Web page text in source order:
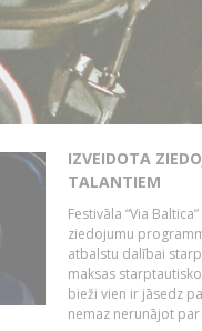
IZVEIDOTA
TALANTIEM
Festivāla “Via
ziedojumu
atbalstu dalībai
maksas
bieži vien ir jāsedz
nemaz nerunājot